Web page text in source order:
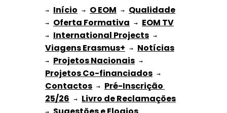
→ Início → O EOM → Qualidade
→ Oferta Formativa → EOM TV
→ International Projects
Viagens Erasmus+ → Notícias
→ Projetos Nacionais
Projetos Co-financiados
Contactos → Pré-Inscrição
25/26 → Livro de Reclamações